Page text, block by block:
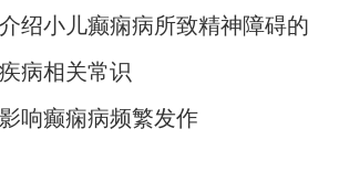
绍小儿癫痫病所致精神障碍的
病相关常识
响癫痫病频繁发作